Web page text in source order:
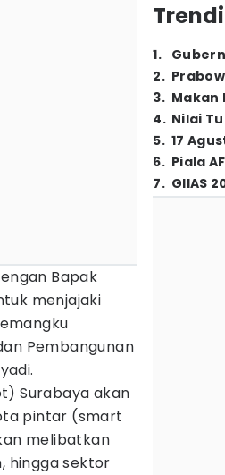
Bapak
menjajaki
Pembangunan
Surabaya akan
pintar (smart
melibatkan
hingga sektor
1.
2.
3. Makan
4. Nilai
5. 17
6. Piala
7. GIIAS